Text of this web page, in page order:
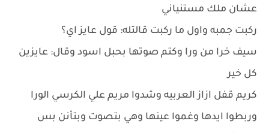
عشان ملك مستنياني
ركبت جمبه واول ما ركبت قالتله: قول عايز اي؟
سيف خرا من ورا وكتم صوتها بحبل اسود وقال: عايزين
كل خير
كريم قفل ازاز العربيه وشدوا مريم علي الكرسي الورا
وربطوا ايدها وغموا عينها وهي بتصوت وبتأنن بس